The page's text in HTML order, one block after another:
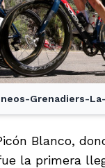
Grenadiers-
Blanco,
la primera